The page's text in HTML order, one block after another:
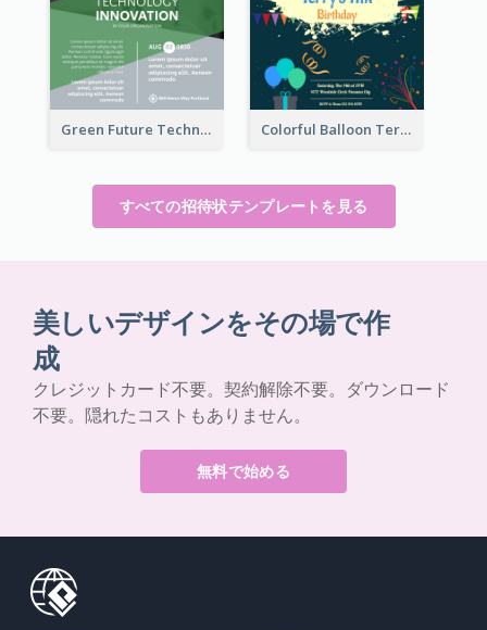
Green Future Technology Innovation Invitation Colorful Balloon Terry's 11th Birthday Invitation
すべての招待状テンプレートを見る
美しいデザインをその場で作
成
クレジットカード不要。契約解除不要。ダウンロード
不要。隠れたコストもありません。
無料で始める